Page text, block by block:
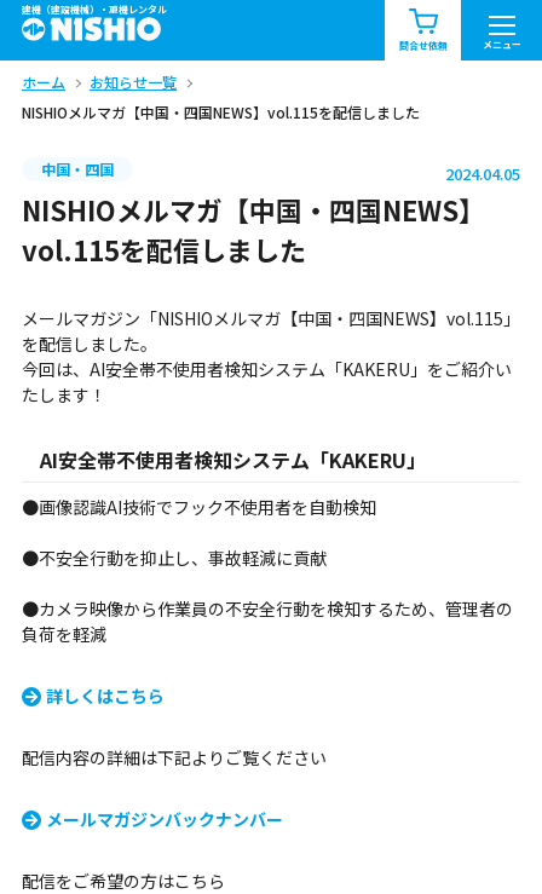
建機（建設機械）・重機レンタル
問合せ依頼 メニュー
商品一覧 お知らせ一覧
問合せ依頼リスト
北海道 東北 関東
中部 関西
九州・沖縄（外部）
ホーム
お知らせ一覧
NISHIOメルマガ【中国・四国NEWS】vol.115を配信しました
中国・四国 2024.04.05
NISHIOメルマガ【中国・四国NEWS】
vol.115を配信しました
メールマガジン「NISHIOメルマガ【中国・四国NEWS】vol.115」
を配信しました。
今回は、AI安全帯不使用者検知システム「KAKERU」をご紹介い
たします！
AI安全帯不使用者検知システム「KAKERU」
●画像認識AI技術でフック不使用者を自動検知
●不安全行動を抑止し、事故軽減に貢献
●カメラ映像から作業員の不安全行動を検知するため、管理者の
負荷を軽減
詳しくはこちら
配信内容の詳細は下記よりご覧ください
メールマガジンバックナンバー
配信をご希望の方はこちら